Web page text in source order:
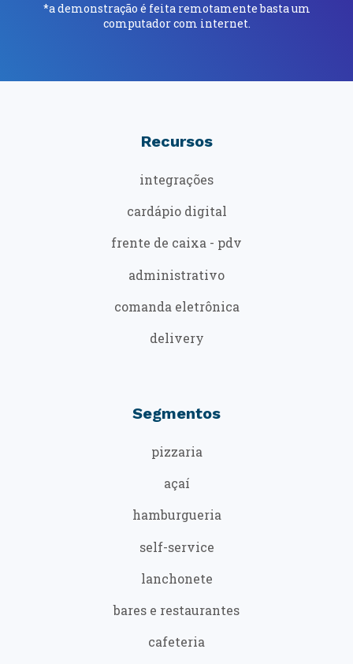
*a demonstração é feita remotamente basta um
computador com internet.
Recursos
integrações
cardápio digital
frente de caixa - pdv
administrativo
comanda eletrônica
delivery
Segmentos
pizzaria
açaí
hamburgueria
self-service
lanchonete
bares e restaurantes
cafeteria